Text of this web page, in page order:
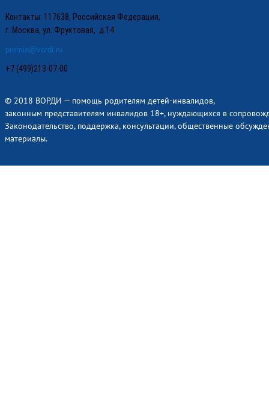
Контакты: 117638, Российская Федерация,
г. Москва, ул. Фруктовая, д.14
premia@vordi.ru
+7 (499)213-07-00
© 2018 ВОРДИ — помощь родителям детей-инвалидов,
законным представителям инвалидов 18+, нуждающихся в
Законодательство, поддержка, консультации, общественные
материалы.